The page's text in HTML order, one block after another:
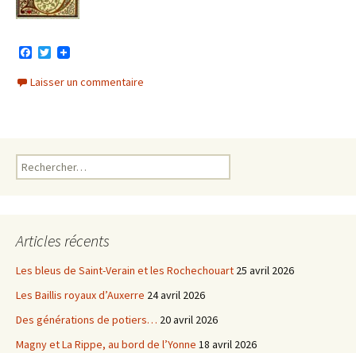
c
e
T
i
t
Laisser un commentaire
Rechercher :
Articles récents
Les bleus de Saint-Verain et les Rochechouart 25 avril 2026
Les Baillis royaux d’Auxerre 24 avril 2026
Des générations de potiers… 20 avril 2026
Magny et La Rippe, au bord de l’Yonne 18 avril 2026